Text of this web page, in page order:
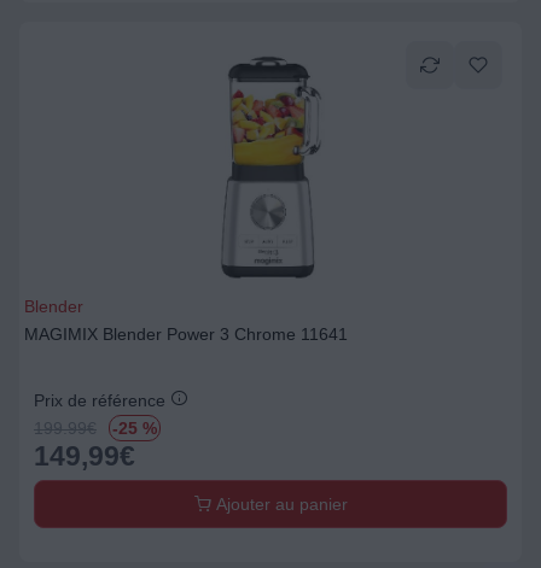
Blender
MAGIMIX Blender Power 3 Chrome 11641
Prix de référence
199.99€ -25 %
149,99€
Ajouter au panier